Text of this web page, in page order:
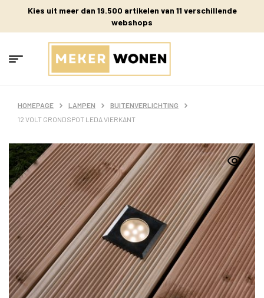
Kies uit meer dan 19.500 artikelen van 11 verschillende
webshops
HOMEPAGE LAMPEN
BUITENVERLICHTING
12 VOLT GRONDSPOT LEDA VIERKANT